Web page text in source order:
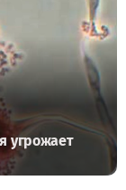
угрожает